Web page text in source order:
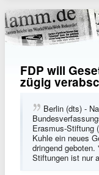
FDP will
zügig
Berlin (dts) -
Erasmus-Stiftung
Kuhle ein neues
dringend geboten.
Stiftungen ist nur